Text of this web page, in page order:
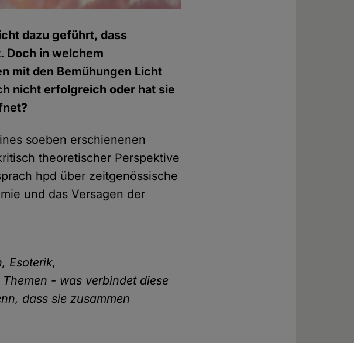
dazu geführt, dass
Doch in welchem
mit den Bemühungen Licht
nicht erfolgreich oder hat sie
soeben erschienenen
theoretischer Perspektive
hpd über zeitgenössische
und das Versagen der
Esoterik,
- was verbindet diese
dass sie zusammen